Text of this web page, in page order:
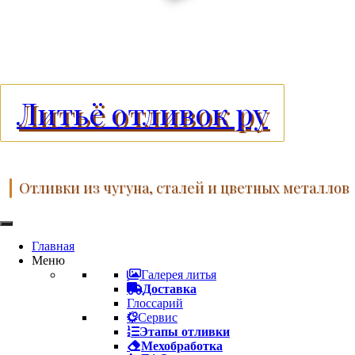
Литьё отливок ру
Отливки из чугуна, сталей и цветных металлов
Главная
Меню
Галерея литья
Доставка
Глоссарий
Сервис
Этапы отливки
Мехобработка